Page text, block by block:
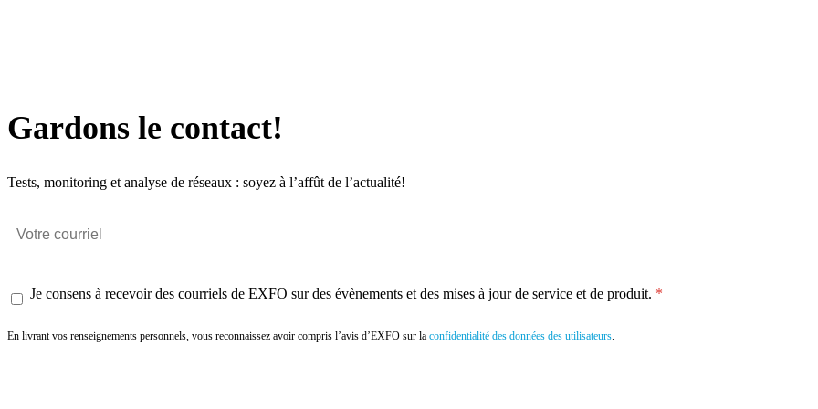
Gardons le contact!
Tests, monitoring et analyse de réseaux : soyez à l’affût de l’actualité!
Je consens à recevoir des courriels de EXFO sur des évènements et des mises à jour de service et de produit.
En livrant vos renseignements personnels, vous reconnaissez avoir compris l’avis d’EXFO sur la confidentialité des données des utilisateurs.